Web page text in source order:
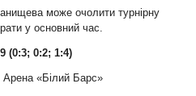
може очолити турнірну
у основний час.
(0:3; 0:2; 1:4)
Арена «Білий Барс»